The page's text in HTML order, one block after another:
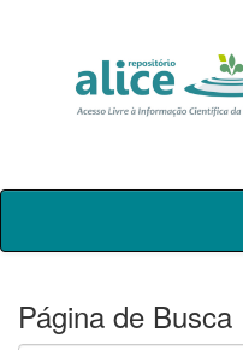
Skip
Página de Busca